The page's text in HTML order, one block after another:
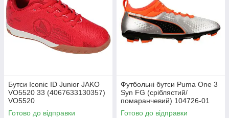
Бутси Iconic ID Junior JAKO
VO5520 33 (4067633130357)
VO5520
Готово до відправки
Футбольні бутси Puma One 3
Syn FG (сріблястий/
помаранчевий) 104726-01
Розмір EU: 46
Готово до відправки